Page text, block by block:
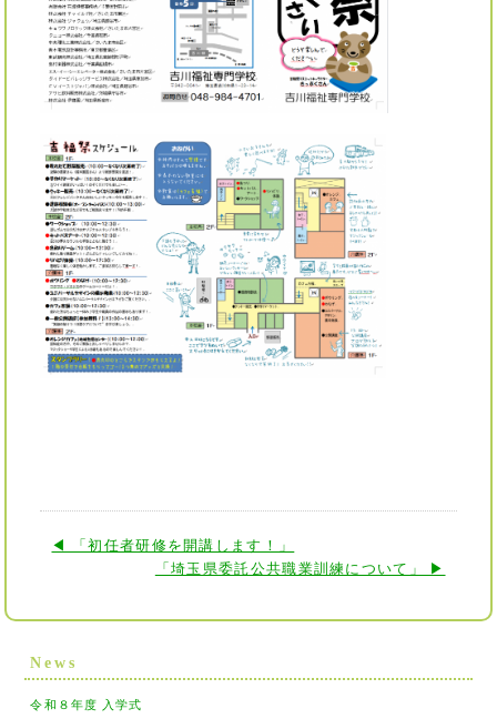
◀ 「初任者研修を開講します！」
「埼玉県委託公共職業訓練について」 ▶
News
令和８年度 入学式